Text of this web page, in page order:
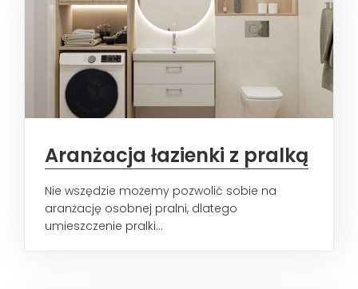
Aranżacja łazienki z pralką
Nie wszędzie możemy pozwolić sobie na
aranżację osobnej pralni, dlatego
umieszczenie pralki...